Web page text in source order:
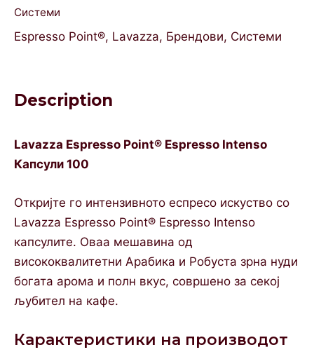
Системи
Espresso Point®, Lavazza, Брендови, Системи
Description
Lavazza Espresso Point® Espresso Intenso
Капсули 100
Откријте го интензивното еспресо искуство со
Lavazza Espresso Point® Espresso Intenso
капсулите. Оваа мешавина од
висококвалитетни Арабика и Робуста зрна нуди
богата арома и полн вкус, совршено за секој
љубител на кафе.
Карактеристики на производот